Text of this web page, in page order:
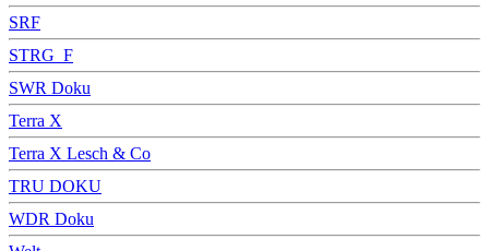
SRF
STRG_F
SWR Doku
Terra X
Terra X Lesch & Co
TRU DOKU
WDR Doku